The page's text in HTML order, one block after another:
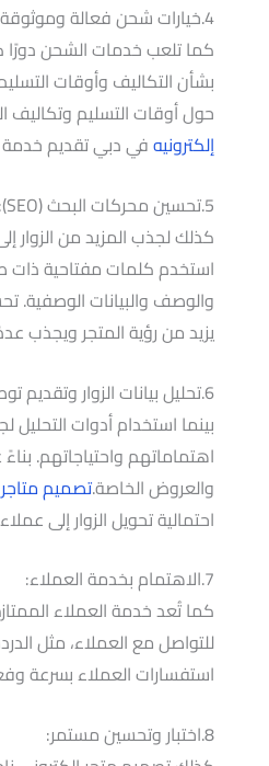
4.خيارات شحن فعالة وموثوقة:
كما تلعب خدمات الشحن دورًا
بشأن التكاليف وأوقات
حول أوقات التسليم
إلكترونيهفي دبي تقديم خدمة
5.تحسين محركات البحث (SEO):
استخدم كلمات مفتاحية ذات
يزيد من رؤية المتجر ويجذب
6.تحليل بيانات الزوار وتقديم توصيات مخصصة:
بينما استخدام أدوات
اهتماماتهم واحتياجاتهم.
والعروض الخاصة.تصميم متاجر
احتمالية تحويل الزوار إلى
7.الاهتمام بخدمة العملاء:
كما تُعد خدمة العملاء
للتواصل مع العملاء، مثل
استفسارات العملاء بسرعة
8.اختبار وتحسين مستمر: